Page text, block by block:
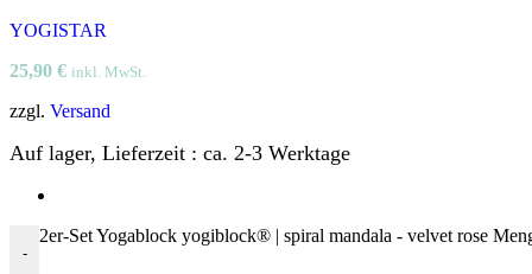
YOGISTAR
25,90 € inkl. MwSt.
zzgl. Versand
Auf lager, Lieferzeit : ca. 2-3 Werktage
-
2er-Set Yogablock yogiblock® | spiral mandala - velvet rose